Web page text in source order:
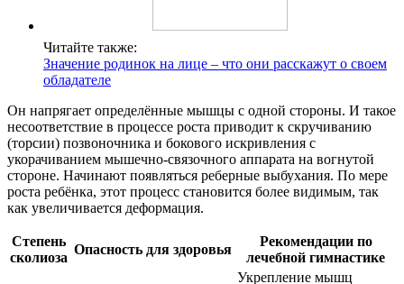
Читайте также:
Значение родинок на лице – что они расскажут о своем
обладателе
Он напрягает определённые мышцы с одной стороны. И такое
несоответствие в процессе роста приводит к скручиванию
(торсии) позвоночника и бокового искривления с
укорачиванием мышечно-связочного аппарата на вогнутой
стороне. Начинают появляться реберные выбухания. По мере
роста ребёнка, этот процесс становится более видимым, так
как увеличивается деформация.
Степень
сколиоза
Опасность для здоровья
Рекомендации по
лечебной гимнастике
Укрепление мышц